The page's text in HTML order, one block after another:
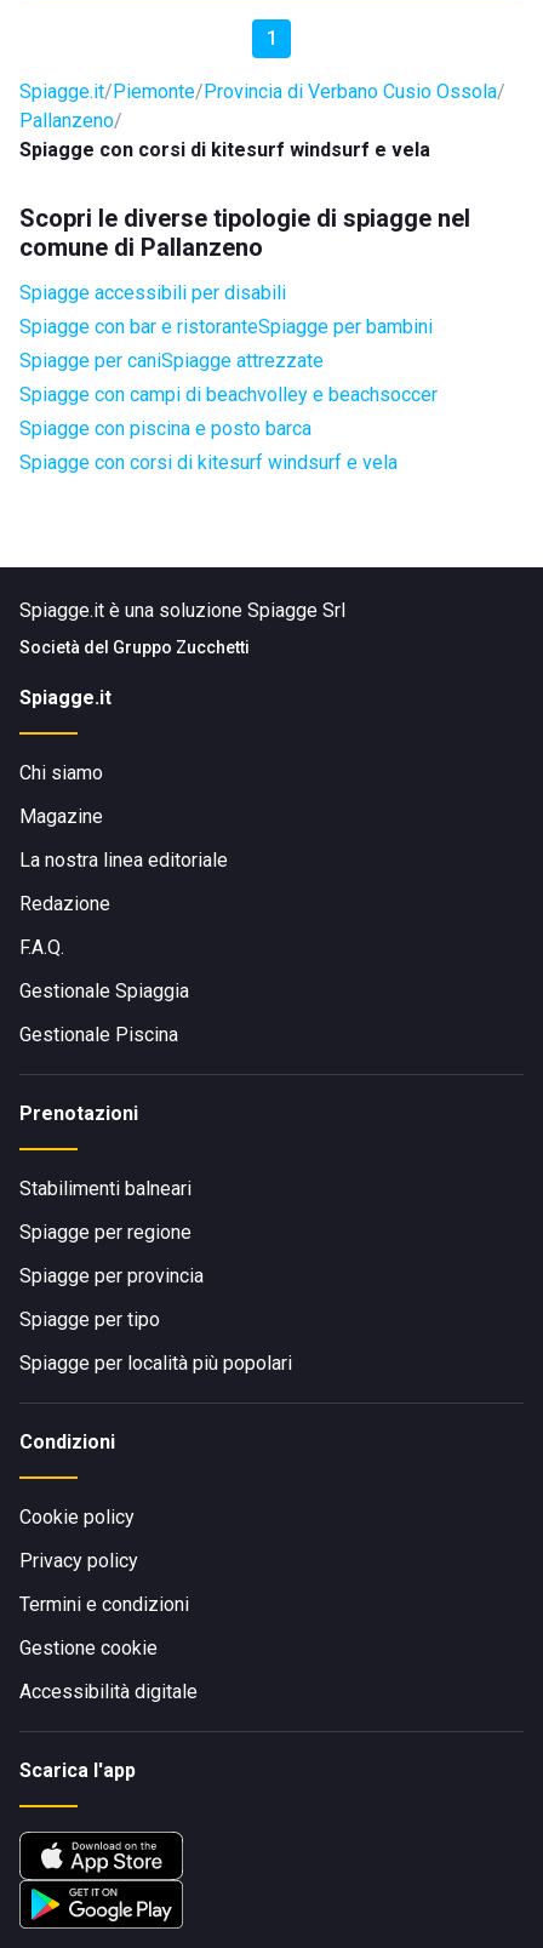
1
Spiagge.it Piemonte Provincia di Verbano Cusio Ossola
Pallanzeno
Spiagge con corsi di kitesurf windsurf e vela
Scopri le diverse tipologie di spiagge nel
comune di Pallanzeno
Spiagge accessibili per disabili
Spiagge con bar e ristoranteSpiagge per bambini
Spiagge per caniSpiagge attrezzate
Spiagge con campi di beachvolley e beachsoccer
Spiagge con piscina e posto barca
Spiagge con corsi di kitesurf windsurf e vela
Spiagge.it è una soluzione Spiagge Srl
Società del Gruppo Zucchetti
Spiagge.it
Chi siamo
Magazine
La nostra linea editoriale
Redazione
F.A.Q.
Gestionale Spiaggia
Gestionale Piscina
Prenotazioni
Stabilimenti balneari
Spiagge per regione
Spiagge per provincia
Spiagge per tipo
Spiagge per località più popolari
Condizioni
Cookie policy
Privacy policy
Termini e condizioni
Gestione cookie
Accessibilità digitale
Scarica l'app